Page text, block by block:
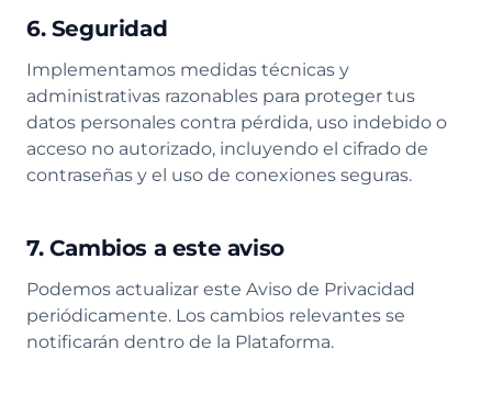
6. Seguridad
Implementamos medidas técnicas y
administrativas razonables para proteger tus
datos personales contra pérdida, uso indebido o
acceso no autorizado, incluyendo el cifrado de
contraseñas y el uso de conexiones seguras.
7. Cambios a este aviso
Podemos actualizar este Aviso de Privacidad
periódicamente. Los cambios relevantes se
notificarán dentro de la Plataforma.